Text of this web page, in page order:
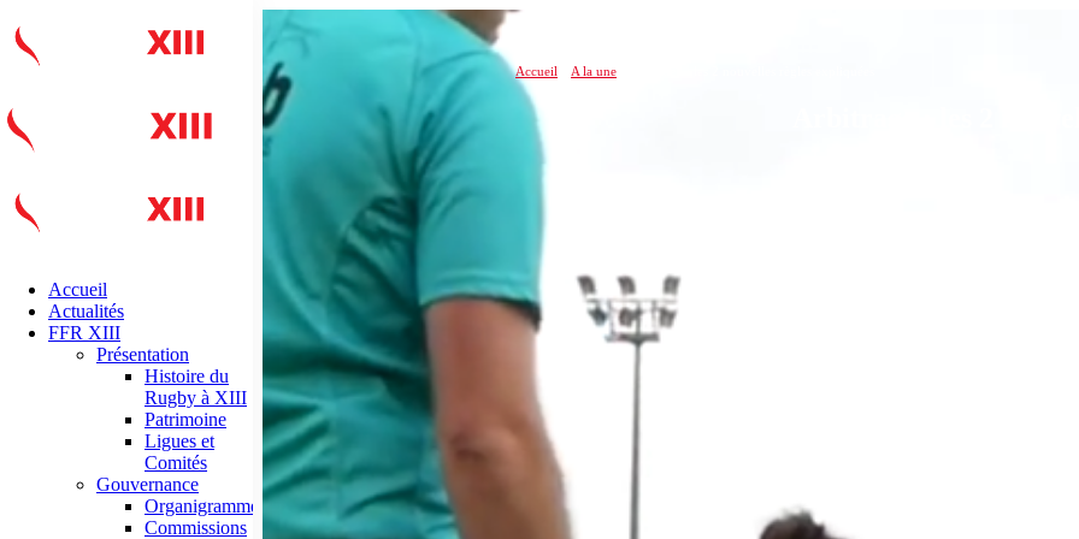
Accueil
Actualités
FFR XIII
Présentation
Histoire du
Rugby à XIII
Patrimoine
Ligues et
Comités
Gouvernance
Organigramme
Commissions
Accueil A la une